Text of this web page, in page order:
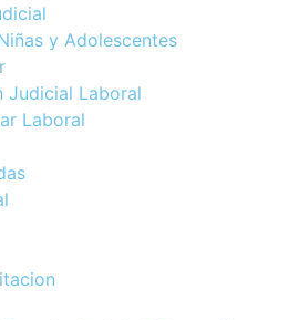
y Adolescentes
Judicial Laboral
Laboral